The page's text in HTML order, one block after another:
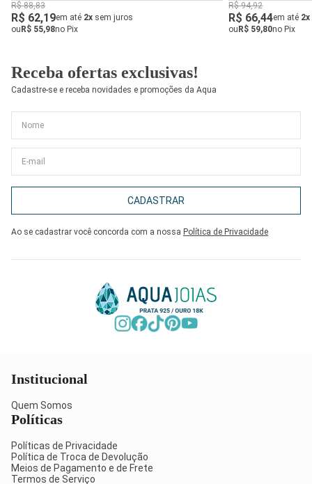
R$ 88,83
R$ 62,19em até 2x sem juros
ouR$ 55,98no Pix
R$ 94,92
R$ 66,44em até 2x
ouR$ 59,80no Pix
Receba ofertas exclusivas!
Cadastre-se e receba novidades e promoções da Aqua
CADASTRAR
Ao se cadastrar você concorda com a nossa Política de Privacidade
Institucional
Quem Somos
Políticas
Políticas de Privacidade
Política de Troca de Devolução
Meios de Pagamento e de Frete
Termos de Serviço